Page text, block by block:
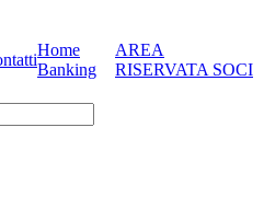
Home
Banking
AREA
RISERVATA SOCI